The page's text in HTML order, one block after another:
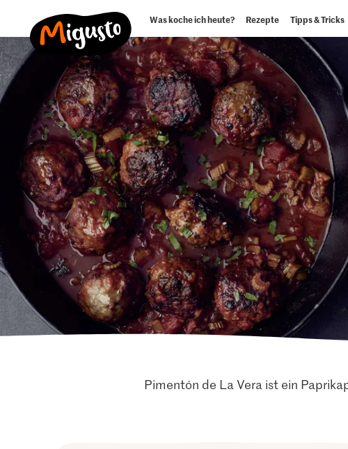
Was koche ich heute? Rezepte Tipps & Tricks
Pimentón de La Vera ist ein